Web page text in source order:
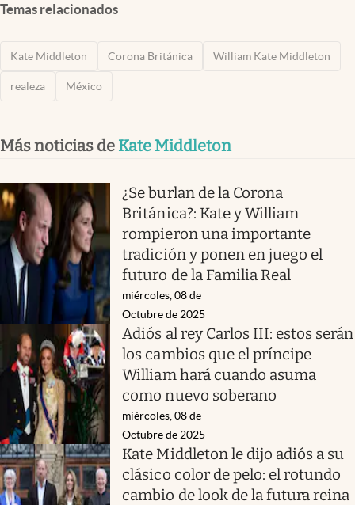
Temas relacionados
Kate Middleton Corona Británica William Kate Middleton
realeza México
Más noticias de Kate Middleton
¿Se burlan de la Corona
Británica?: Kate y William
rompieron una importante
tradición y ponen en juego el
futuro de la Familia Real
miércoles, 08 de
Octubre de 2025
Adiós al rey Carlos III: estos serán
los cambios que el príncipe
William hará cuando asuma
como nuevo soberano
miércoles, 08 de
Octubre de 2025
Kate Middleton le dijo adiós a su
clásico color de pelo: el rotundo
cambio de look de la futura reina